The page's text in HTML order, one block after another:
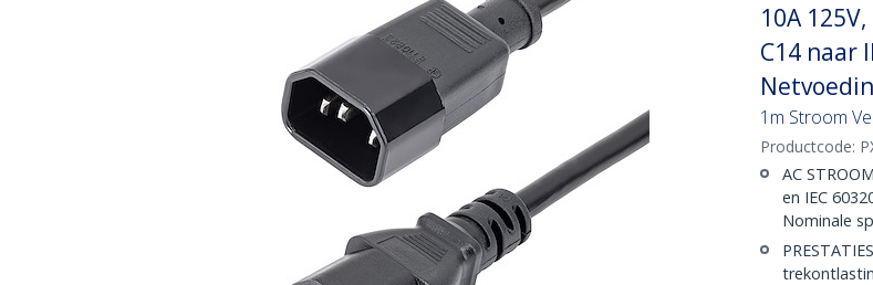
10A
C14 naar
1m Stroom
Productcode:
AC
en IEC
Nominale